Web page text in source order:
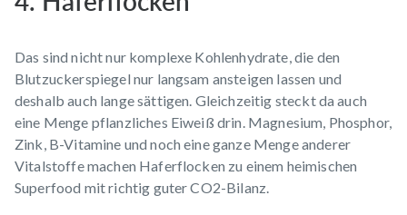
Das sind nicht nur komplexe Kohlenhydrate, die den
Blutzuckerspiegel nur langsam ansteigen lassen und
deshalb auch lange sättigen. Gleichzeitig steckt da auch
eine Menge pflanzliches Eiweiß drin. Magnesium, Phosphor,
Zink, B-Vitamine und noch eine ganze Menge anderer
Vitalstoffe machen Haferflocken zu einem heimischen
Superfood mit richtig guter CO2-Bilanz.